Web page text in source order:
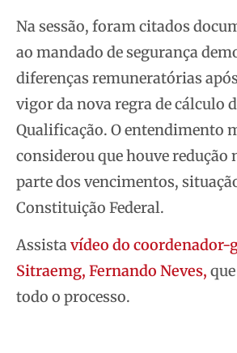
Na sessão, foram citados
ao mandado de segurança
diferenças remuneratórias
vigor da nova regra de cálculo
Qualificação. O entendimento
considerou que houve redução
parte dos vencimentos,
Constituição Federal.
Assistavídeo do coordenador-
Sitraemg, Fernando Neves,
todo o processo.